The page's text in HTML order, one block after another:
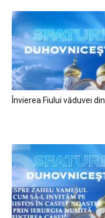
Învierea Fiului văduvei